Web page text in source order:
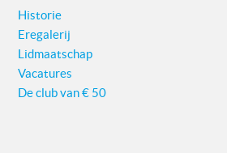
Historie
Eregalerij
Lidmaatschap
Vacatures
De club van € 50